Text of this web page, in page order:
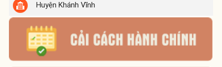
Huyện Khánh Vĩnh